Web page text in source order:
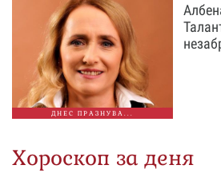
ДНЕС ПРАЗНУВА...
Хороскоп за деня